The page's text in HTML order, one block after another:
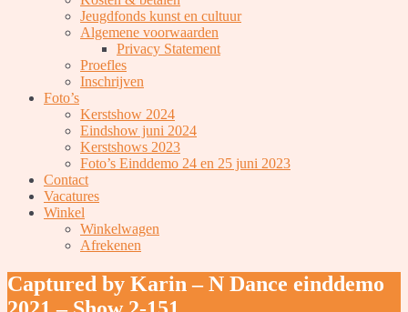
Jeugdfonds kunst en cultuur
Algemene voorwaarden
Privacy Statement
Proefles
Inschrijven
Foto’s
Kerstshow 2024
Eindshow juni 2024
Kerstshows 2023
Foto’s Einddemo 24 en 25 juni 2023
Contact
Vacatures
Winkel
Winkelwagen
Afrekenen
Captured by Karin – N Dance einddemo